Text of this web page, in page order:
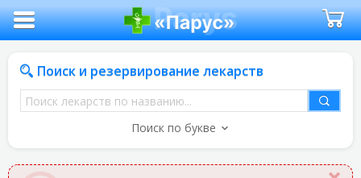
Поиск и резервирование лекарств
Поиск
лекарств
названию
Поиск по букве